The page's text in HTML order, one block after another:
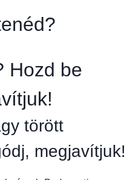
Hozd be
törött
megjavítjuk!